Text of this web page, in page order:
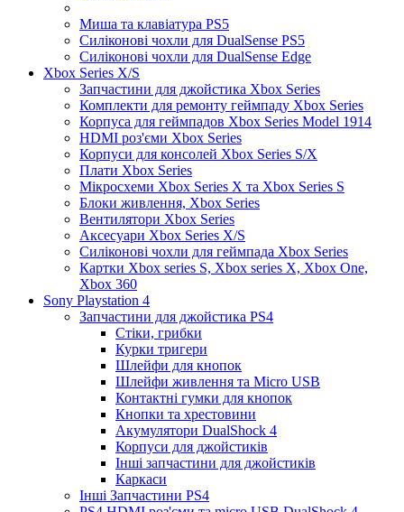
Миша та клавіатура PS5
Силіконові чохли для DualSense PS5
Силіконові чохли для DualSense Edge
Xbox Series X/S
Запчастини для джойстика Xbox Series
Комплекти для ремонту геймпаду Xbox Series
Корпуса для геймпадов Xbox Series Model 1914
HDMI роз'єми Xbox Series
Корпуси для консолей Xbox Series S/X
Плати Xbox Series
Мікросхеми Xbox Series X та Xbox Series S
Блоки живлення, Xbox Series
Вентилятори Xbox Series
Аксесуари Xbox Series X/S
Силіконові чохли для геймпада Xbox Series
Картки Xbox series S, Xbox series X, Xbox One,
Xbox 360
Sony Playstation 4
Запчастини для джойстика PS4
Стіки, грибки
Курки тригери
Шлейфи для кнопок
Шлейфи живлення та Micro USB
Контактні гумки для кнопок
Кнопки та хрестовини
Акумулятори DualShock 4
Корпуси для джойстиків
Інші запчастини для джойстиків
Каркаси
Інші Запчастини PS4